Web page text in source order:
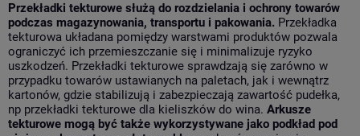
Przekładki tekturowe służą do rozdzielania i ochrony towarów
podczas magazynowania, transportu i pakowania. Przekładka
tekturowa układana pomiędzy warstwami produktów pozwala
ograniczyć ich przemieszczanie się i minimalizuje ryzyko
uszkodzeń. Przekładki tekturowe sprawdzają się zarówno w
przypadku towarów ustawianych na paletach, jak i wewnątrz
kartonów, gdzie stabilizują i zabezpieczają zawartość pudełka,
np przekładki tekturowe dla kieliszków do wina. Arkusze
tekturowe mogą być także wykorzystywane jako podkład pod